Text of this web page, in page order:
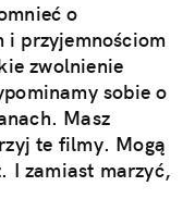
o
i przyjemnościom
zwolnienie
sobie o
Masz
te filmy. Mogą
I zamiast marzyć,